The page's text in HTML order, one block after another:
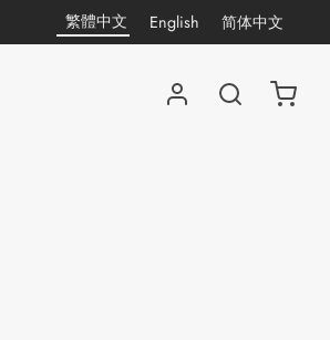
繁體中文 English 简体中文